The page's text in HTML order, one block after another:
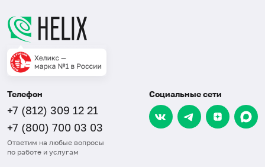
Телефон
+7 (812) 309 12 21
+7 (800) 700 03 03
Ответим на любые вопросы
по работе и услугам
Социальные сети